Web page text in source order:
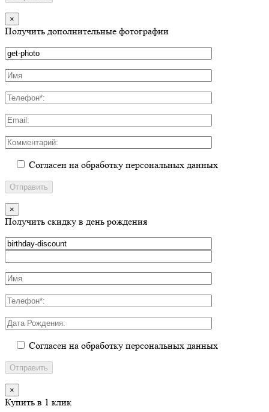
×
Получить дополнительные фотографии
Согласен на обработку персональных данных
×
Получить скидку в день рождения
Согласен на обработку персональных данных
×
Купить в 1 клик